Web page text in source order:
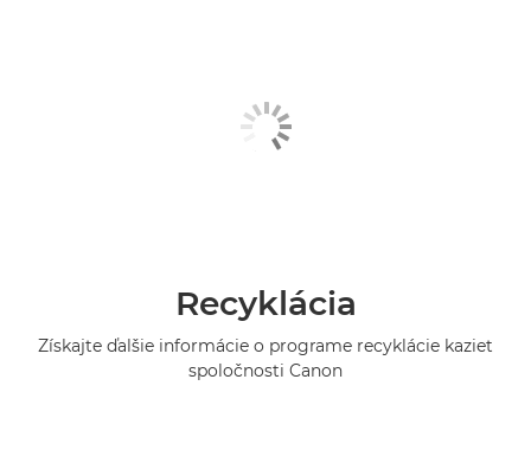
Recyklácia
Získajte ďalšie informácie o programe recyklácie kaziet
spoločnosti Canon